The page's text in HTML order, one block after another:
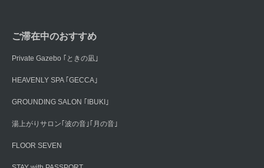
ご滞在中のおすすめ
Private Gazebo ｢ときの凪｣
HEAVENLY SPA ｢GECCA｣
GROUNDING SALON ｢IBUKI｣
湯上がりサロン｢波の音｣｢月の音｣
FLOOR SEVEN